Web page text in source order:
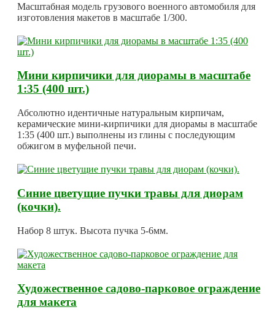
Масштабная модель грузового военного автомобиля для
изготовления макетов в масштабе 1/300.
Мини кирпичики для диорамы в масштабе
1:35 (400 шт.)
Абсолютно идентичные натуральным кирпичам,
керамические мини-кирпичики для диорамы в масштабе
1:35 (400 шт.) выполнены из глины с последующим
обжигом в муфельной печи.
Синие цветущие пучки травы для диорам
(кочки).
Набор 8 штук. Высота пучка 5-6мм.
Художественное садово-парковое ограждение
для макета